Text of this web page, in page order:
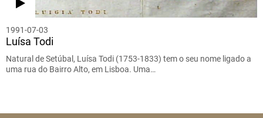
1991-07-03
Luísa Todi
Natural de Setúbal, Luísa Todi (1753-1833) tem o seu nome ligado a
uma rua do Bairro Alto, em Lisboa. Uma…